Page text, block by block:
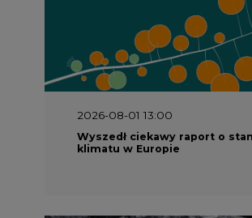
2026-08-01 13:00
Wyszedł ciekawy raport o
klimatu w Europie